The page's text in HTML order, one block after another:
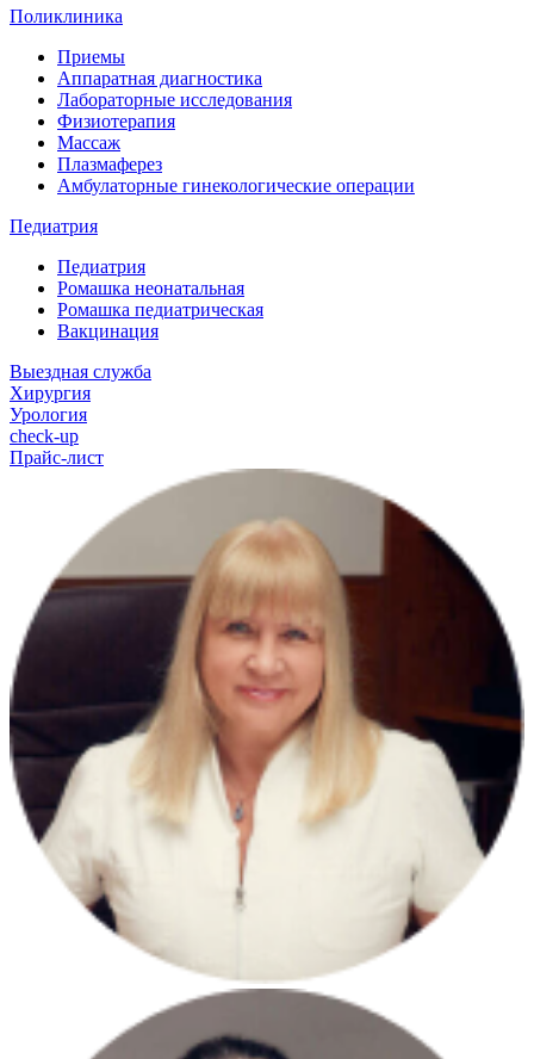
Поликлиника
Приемы
Аппаратная диагностика
Лабораторные исследования
Физиотерапия
Массаж
Плазмаферез
Амбулаторные гинекологические операции
Педиатрия
Педиатрия
Ромашка неонатальная
Ромашка педиатрическая
Вакцинация
Выездная служба
Хирургия
Урология
check-up
Прайс-лист